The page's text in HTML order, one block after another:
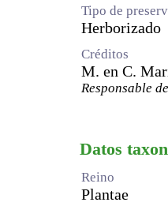
Tipo de
Herborizado
Créditos
M. en C.
Responsable
Datos
Reino
Plantae